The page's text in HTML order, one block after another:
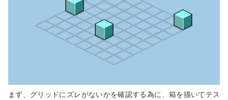
まず、グリッドにズレがないかを確認する為に、箱を描いてテス